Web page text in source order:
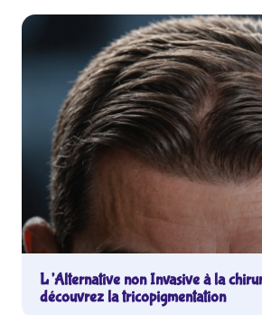
L’Alternative non Invasive à la
découvrez la tricopigmentation